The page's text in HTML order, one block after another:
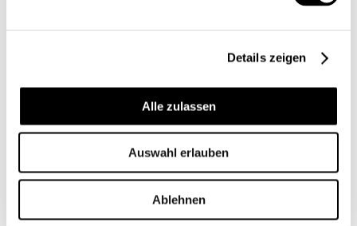
Details zeigen
Alle zulassen
Auswahl erlauben
Ablehnen
valeur locative du logement ou le quadruple de
la pension pour le logement et la nourriture;–
une initiative demandant labolition de
limposition daprès la dépense a été acceptée
par 55% de la population du canton de
Schaffhouse, le 25 septembre 2011. Elle
sopposait à un contre-projet qui prévoyait de
passer la limite dimposition de cinq à sept fois